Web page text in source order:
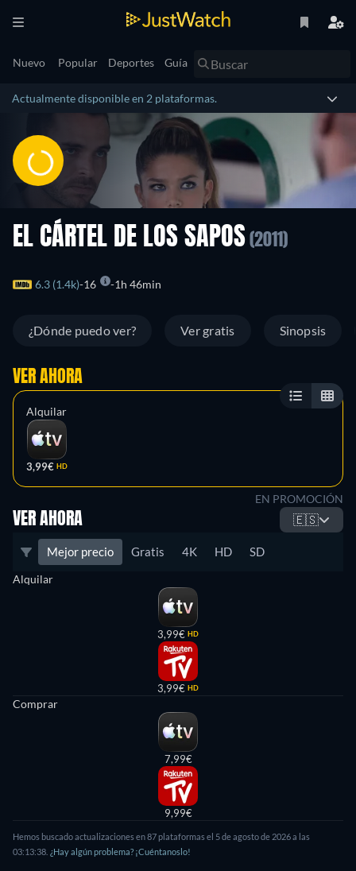
Nuevo Popular Deportes Guía
Actualmente disponible en 2 plataformas.
EL CÁRTEL DE LOS SAPOS (2011)
6.3 (1.4k) 16 1h 46min
¿Dónde puedo ver? Ver gratis Sinopsis
VER AHORA
Alquilar
3,99€ HD
EN PROMOCIÓN
VER AHORA 🇪🇸
Mejor precio Gratis 4K HD SD
Alquilar
3,99€ HD
3,99€ HD
Comprar
7,99€
9,99€
Hemos buscado actualizaciones en87plataformas el 5 de agosto de 2026a las
03:13:38 ¿Hay algún problema? ¡Cuéntanoslo!